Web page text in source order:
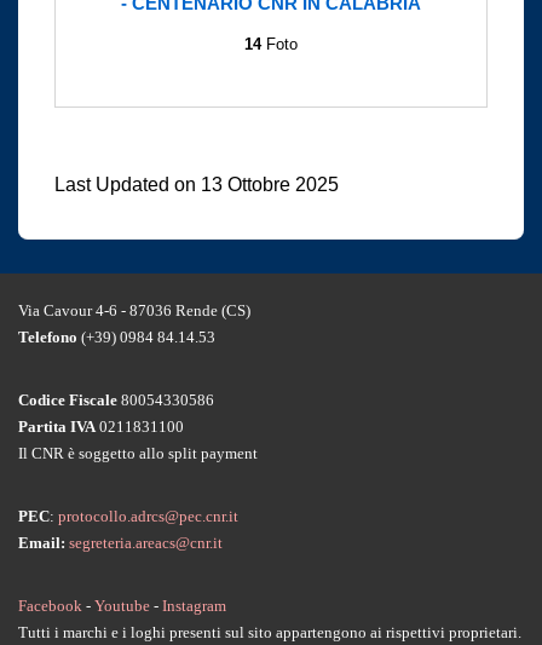
14Foto
Last Updated on 13 Ottobre 2025
Via Cavour 4-6 - 87036 Rende (CS)
Telefono (+39) 0984 84.14.53
Codice Fiscale 80054330586
Partita IVA0211831100
Il CNR è soggetto allo split payment
PEC: protocollo.adrcs@pec.cnr.it
Email: segreteria.areacs@cnr.it
Facebook - Youtube - Instagram
Tutti i marchi e i loghi presenti sul sito appartengono ai rispettivi proprietari.